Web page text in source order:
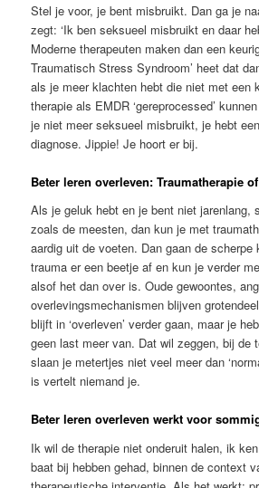
Stel je voor, je bent misbruikt. Dan ga je
zegt: ‘Ik ben seksueel misbruikt en daar
Moderne therapeuten maken dan een
Traumatisch Stress Syndroom’ heet dat
als je meer klachten hebt die niet met een
therapie als EMDR ‘gereprocessed’
je niet meer seksueel misbruikt, je hebt
diagnose. Jippie! Je hoort er bij.
Beter leren overleven: Traumatherapie
Als je geluk hebt en je bent niet jarenlang,
zoals de meesten, dan kun je met
aardig uit de voeten. Dan gaan de scherpe
trauma er een beetje af en kun je verder
alsof het dan over is. Oude gewoontes,
overlevingsmechanismen blijven
blijft in ‘overleven’ verder gaan, maar je
geen last meer van. Dat wil zeggen, bij de
slaan je metertjes niet veel meer dan
is vertelt niemand je.
Beter leren overleven werkt voor
Ik wil de therapie niet onderuit halen, ik
baat bij hebben gehad, binnen de context